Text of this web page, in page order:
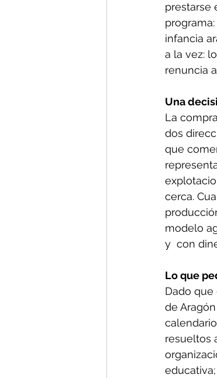
prestarse
infancia
a la vez:
renuncia
Una
La
dos
que
cerca.
modelo
y  con
Lo que
Dado que
de
resueltos